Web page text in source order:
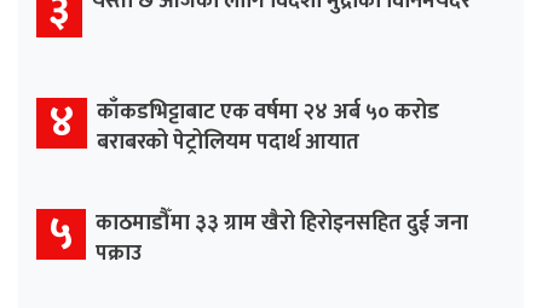
४ काँकडभिट्टाबाट एक वर्षमा २४ अर्ब ५० करोड
बराबरको पेट्रोलियम पदार्थ आयात
५ काठमाडौँमा ३३ ग्राम खैरो हिरोइनसहित दुई जना
पक्राउ